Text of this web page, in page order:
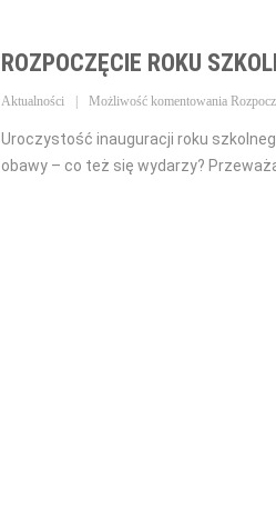
ROZPOCZĘCIE ROKU
Aktualności Możliwość komentowania
Uroczystość inauguracji roku
obawy – co też się wydarzy?